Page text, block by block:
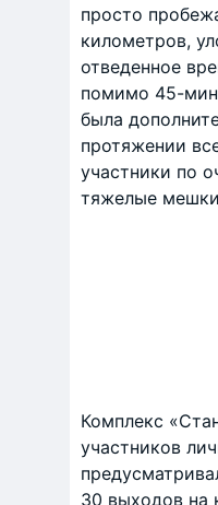
просто
километров,
отведенное
помимо 45-
была
протяжении
участники по
тяжелые
Комплекс
участников
30 выходов на